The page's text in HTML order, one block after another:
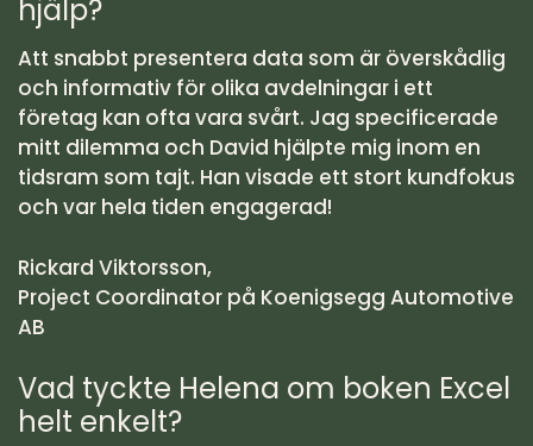
hjälp?
Att snabbt presentera data som är överskådlig
och informativ för olika avdelningar i ett
företag kan ofta vara svårt. Jag specificerade
mitt dilemma och David hjälpte mig inom en
tidsram som tajt. Han visade ett stort kundfokus
och var hela tiden engagerad!
Rickard Viktorsson,
Project Coordinator på Koenigsegg Automotive
AB
Vad tyckte Helena om boken Excel
helt enkelt?